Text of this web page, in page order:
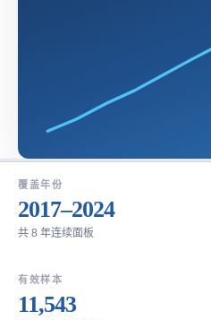
覆盖年份
2017–2024
共 8 年连续面板
有效样本
11,543